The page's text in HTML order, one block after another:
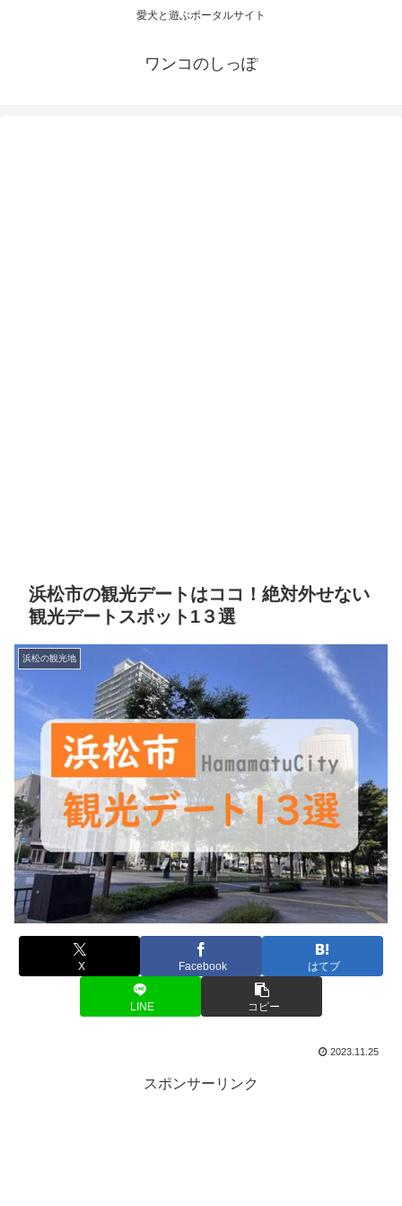
愛犬と遊ぶポータルサイト
ワンコのしっぽ
浜松市の観光デートはココ！絶対外せない
観光デートスポット1３選
浜松の観光地
X Facebook はてブ
LINE コピー
2023.11.25
スポンサーリンク